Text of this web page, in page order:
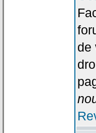
de